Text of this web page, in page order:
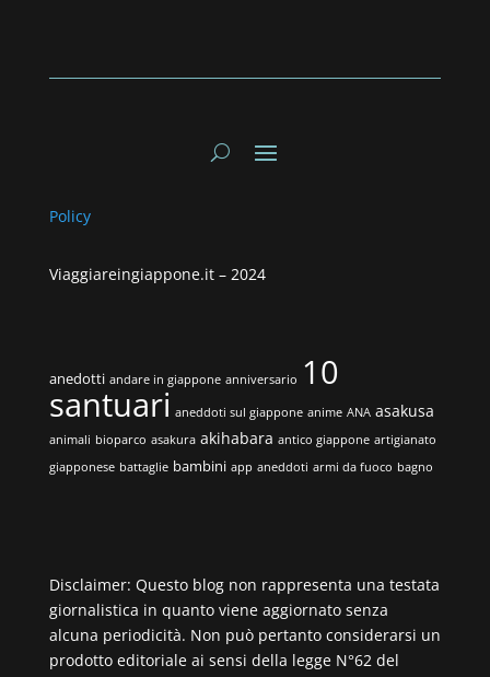
Policy
Viaggiareingiappone.it – 2024
anedotti andare in giappone anniversario 10
santuari aneddoti sul giappone anime ANA asakusa
animali bioparco asakura akihabara antico giappone artigianato
giapponese battaglie bambini app aneddoti armi da fuoco bagno
Disclaimer: Questo blog non rappresenta una testata
giornalistica in quanto viene aggiornato senza
alcuna periodicità. Non può pertanto considerarsi un
prodotto editoriale ai sensi della legge N°62 del